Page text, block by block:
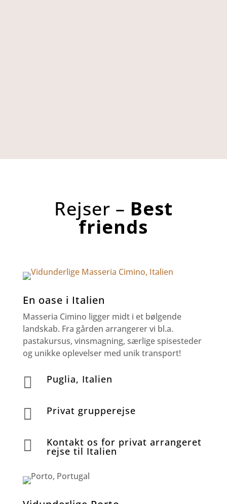
Rejser – Best
friends
En oase i Italien
Masseria Cimino ligger midt i et bølgende
landskab. Fra gården arrangerer vi bl.a.
pastakursus, vinsmagning, særlige spisesteder
og unikke oplevelser med unik transport!
 Puglia, Italien
 Privat grupperejse
 Kontakt os for privat arrangeret
rejse til Italien